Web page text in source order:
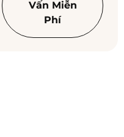
Vấn Miễn
Phí